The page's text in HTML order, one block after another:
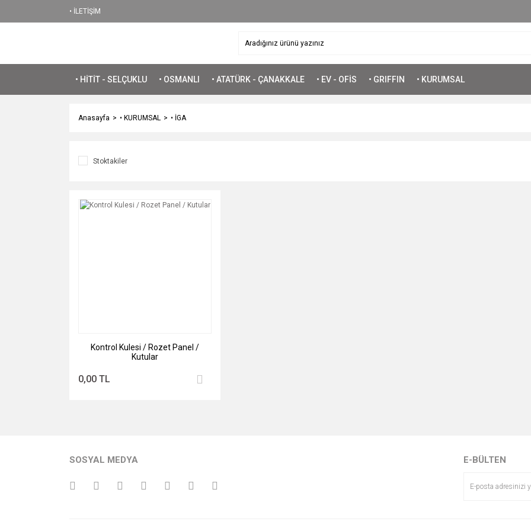
• İLETİŞİM
• HİTİT - SELÇUKLU • OSMANLI • ATATÜRK - ÇANAKKALE • EV - OFİS • GRIFFIN • KURUMSAL
Anasayfa • KURUMSAL • İGA
Stoktakiler
Kontrol Kulesi / Rozet Panel /
Kutular
0,00 TL
SOSYAL MEDYA E-BÜLTEN